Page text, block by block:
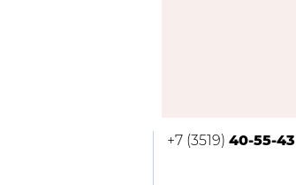
+7 (3519) 40-55-43